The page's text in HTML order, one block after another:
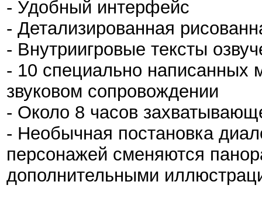
- Удобный интерфейс
- Детализированная
- Внутриигровые тексты
- 10 специально написанных
звуковом сопровождении
- Около 8 часов
- Необычная постановка
персонажей сменяются
дополнительными